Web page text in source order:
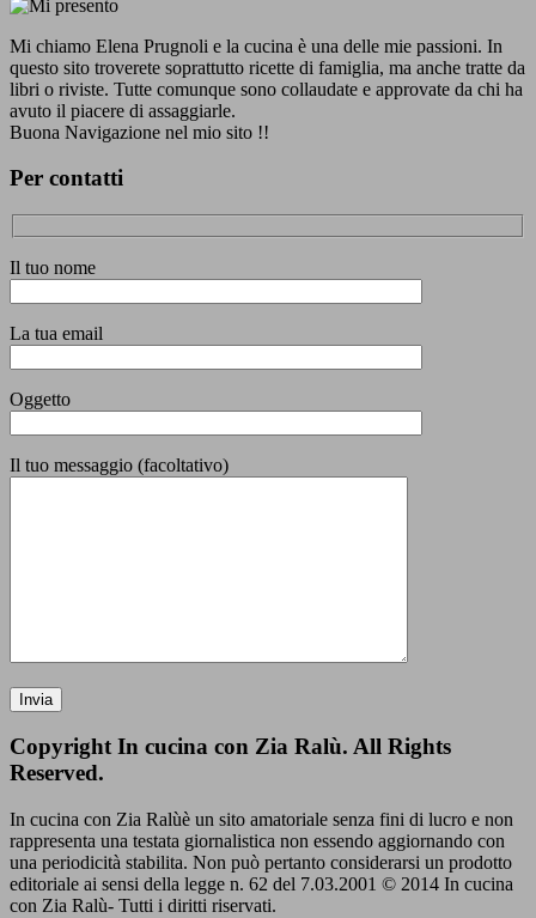
Mi chiamo Elena Prugnoli e la cucina è una delle mie passioni. In
questo sito troverete soprattutto ricette di famiglia, ma anche tratte da
libri o riviste. Tutte comunque sono collaudate e approvate da chi ha
avuto il piacere di assaggiarle.
Buona Navigazione nel mio sito !!
Per contatti
Il tuo nome
La tua email
Oggetto
Il tuo messaggio (facoltativo)
Copyright In cucina con Zia Ralù. All Rights
Reserved.
In cucina con Zia Ralùè un sito amatoriale senza fini di lucro e non
rappresenta una testata giornalistica non essendo aggiornando con
una periodicità stabilita. Non può pertanto considerarsi un prodotto
editoriale ai sensi della legge n. 62 del 7.03.2001 © 2014 In cucina
con Zia Ralù- Tutti i diritti riservati.